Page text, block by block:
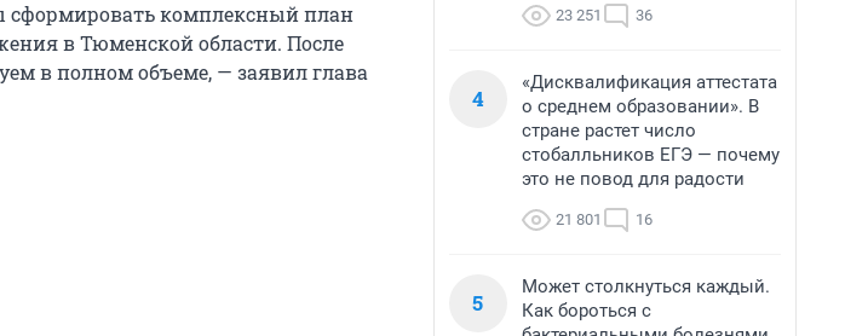
сформировать комплексный план
в Тюменской области. После
в полном объеме, — заявил глава
23 251 36
4
«Дисквалификация аттестата
о среднем образовании». В
стране растет число
стобалльников ЕГЭ — почему
это не повод для радости
21 801 16
5
Может столкнуться каждый.
Как бороться с